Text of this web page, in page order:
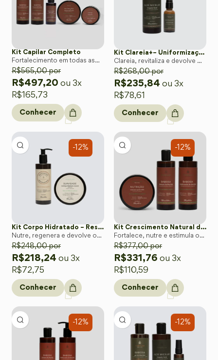
Kit Capilar Completo
Fortalecimento em todas as
etapas.
R$565,00por
R$497,20 ou 3x
R$ 165,73
Conhecer
Kit Clareia+– Uniformização e Luminosidade Natural de Peles com Melasmas
Clareia, revitaliza e devolve o
viço natural da pele com o
poder da Babosa orgânica.
R$268,00por
R$235,84 ou 3x
R$78,61
Conhecer
-12%
Kit Corpo Hidratado – Restauração e Maciez Natural da Pele
Nutre, regenera e devolve o
toque aveludado à pele com o
poder da Babosa orgânica.
R$248,00por
R$218,24 ou 3x
R$72,75
Conhecer
-12%
Kit Crescimento Natural dos Cabelos – Rotina Completa para Fios Fortes
Fortalece, nutre e estimula o
crescimento saudável com o
poder regenerador da Babosa
orgânica.
R$377,00por
R$331,76 ou 3x
R$ 110,59
Conhecer
-12% -12%